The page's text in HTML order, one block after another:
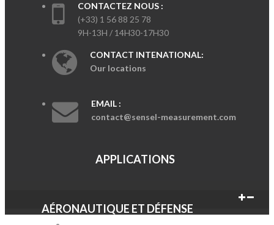
CONTACTEZ NOUS :
(+33) 1 56 88 25 78
9H-13H / 14H30-17H30
CONTACT INTENATIONAL:
Our locations
EMAIL :
contact@sensel-measurement.com
APPLICATIONS
AÉRONAUTIQUE ET DÉFENSE